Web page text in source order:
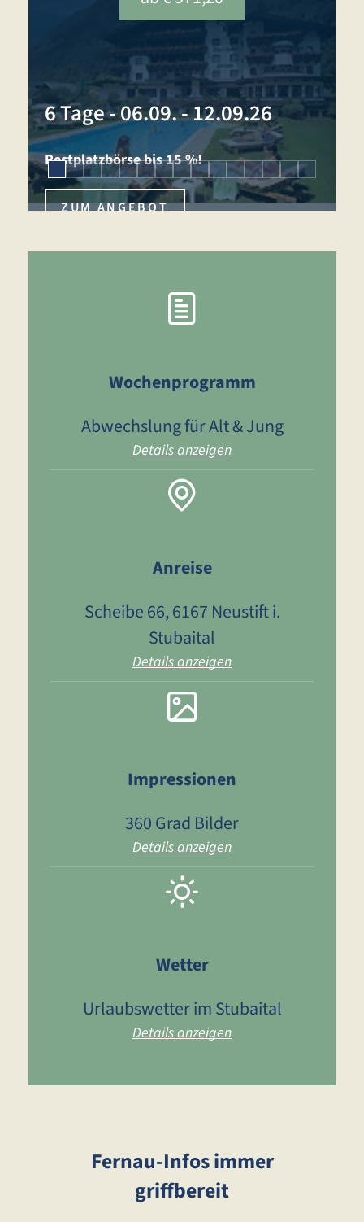
6 Tage-06.09. - 12.09.26
Restplatzbörse bis 15 %!
ZUM ANGEBOT
Wochenprogramm
Abwechslung für Alt & Jung
Details anzeigen
Anreise
Scheibe 66, 6167 Neustift i.
Stubaital
Details anzeigen
Impressionen
360 Grad Bilder
Details anzeigen
Wetter
Urlaubswetter im Stubaital
Details anzeigen
Fernau-Infos immer
griffbereit